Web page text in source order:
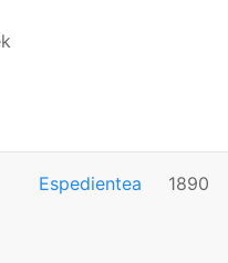
Espedientea 1890